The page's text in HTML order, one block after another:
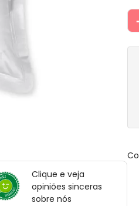
Clique e veja
opiniões sinceras
sobre nós